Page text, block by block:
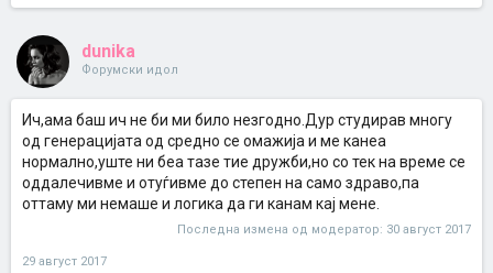
dunika
Форумски идол
Ич,ама баш ич не би ми било незгодно.Дур студирав многу
од генерацијата од средно се омажија и ме канеа
нормално,уште ни беа тазе тие дружби,но со тек на време се
оддалечивме и отуѓивме до степен на само здраво,па
оттаму ми немаше и логика да ги канам кај мене.
Последна измена од модератор: 30 август 2017
29 август 2017